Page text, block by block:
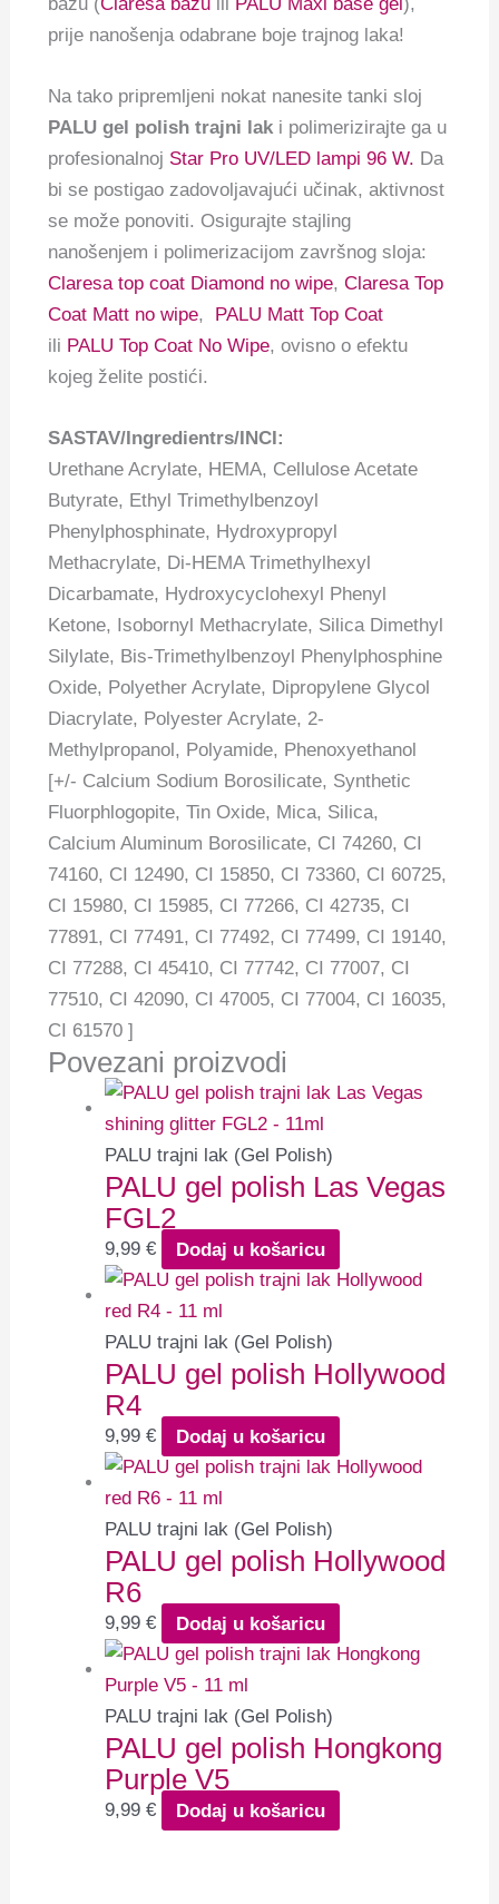
prije nanošenja odabrane boje trajnog laka!
Na tako pripremljeni nokat nanesite tanki sloj
PALU gel polish trajni lak i polimerizirajte ga u
profesionalnoj Star Pro UV/LED lampi 96 W. Da
bi se postigao zadovoljavajući učinak, aktivnost
se može ponoviti. Osigurajte stajling
nanošenjem i polimerizacijom završnog sloja:
Claresa top coat Diamond no wipe,Claresa Top
Coat Matt no wipe, PALU Matt Top Coat
ili PALU Top Coat No Wipe, ovisno o efektu
kojeg želite postići.
SASTAV/Ingredientrs/INCI:
Urethane Acrylate, HEMA, Cellulose Acetate
Butyrate, Ethyl Trimethylbenzoyl
Phenylphosphinate, Hydroxypropyl
Methacrylate, Di-HEMA Trimethylhexyl
Dicarbamate, Hydroxycyclohexyl Phenyl
Ketone, Isobornyl Methacrylate, Silica Dimethyl
Silylate, Bis-Trimethylbenzoyl Phenylphosphine
Oxide, Polyether Acrylate, Dipropylene Glycol
Diacrylate, Polyester Acrylate, 2-
Methylpropanol, Polyamide, Phenoxyethanol
[+/- Calcium Sodium Borosilicate, Synthetic
Fluorphlogopite, Tin Oxide, Mica, Silica,
Calcium Aluminum Borosilicate, CI 74260, CI
74160, CI 12490, CI 15850, CI 73360, CI 60725,
CI 15980, CI 15985, CI 77266, CI 42735, CI
77891, CI 77491, CI 77492, CI 77499, CI 19140,
CI 77288, CI 45410, CI 77742, CI 77007, CI
77510, CI 42090, CI 47005, CI 77004, CI 16035,
CI 61570 ]
Povezani proizvodi
PALU trajni lak (Gel Polish)
PALU gel polish Las Vegas
FGL2
9,99€ Dodaj u košaricu
PALU trajni lak (Gel Polish)
PALU gel polish Hollywood
R4
9,99€ Dodaj u košaricu
PALU trajni lak (Gel Polish)
PALU gel polish Hollywood
R6
9,99€ Dodaj u košaricu
PALU trajni lak (Gel Polish)
PALU gel polish Hongkong
Purple V5
9,99€ Dodaj u košaricu